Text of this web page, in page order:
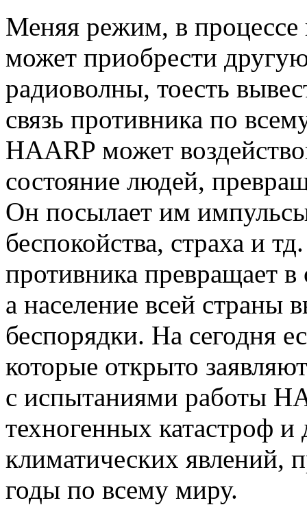
Меняя режим, в
может приобрести
радиоволны, тоесть
связь противника по
НAARP может
состояние людей,
Он посылает им
беспокойства, страха и
противника превращает
а население всей страны
беспорядки. На сегодня
которые открыто
с испытаниями работы
техногенных катастроф
климатических явлений,
годы по всему миру.